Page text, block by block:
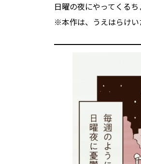
日曜の夜にやってくる
※本作は、うえはらけい